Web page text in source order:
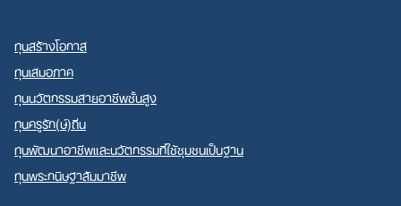
ทุนสร้างโอกาส
ทุนเสมอภาค
ทุนนวัตกรรมสายอาชีพชั้นสูง
ทุนครูรัก(ษ์)ถิ่น
ทุนพัฒนาอาชีพและนวัตกรรมที่ใช้ชุมชนเป็นฐาน
ทุนพระกนิษฐาสัมมาชีพ